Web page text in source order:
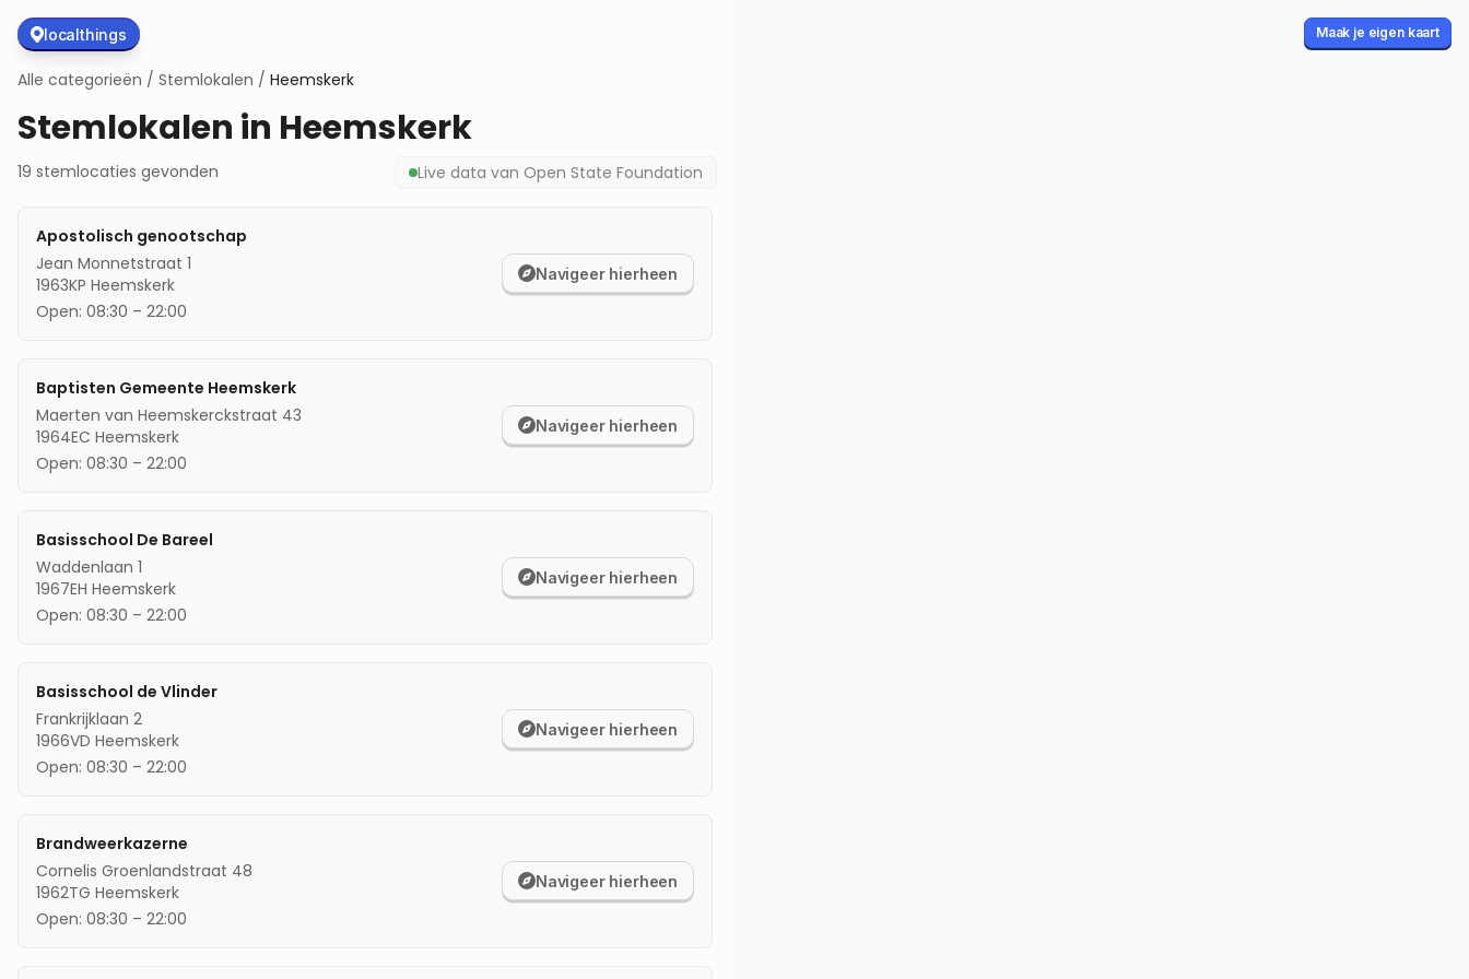
localthings
Alle categorieën / Stemlokalen / Heemskerk
Stemlokalen in Heemskerk
19 stemlocaties gevonden Live data van Open State Foundation
Apostolisch genootschap
Jean Monnetstraat 1
1963KP Heemskerk
Open: 08:30 – 22:00
Navigeer hierheen
Baptisten Gemeente Heemskerk
Maerten van Heemskerckstraat 43
1964EC Heemskerk
Open: 08:30 – 22:00
Navigeer hierheen
Basisschool De Bareel
Waddenlaan 1
1967EH Heemskerk
Open: 08:30 – 22:00
Navigeer hierheen
Basisschool de Vlinder
Frankrijklaan 2
1966VD Heemskerk
Open: 08:30 – 22:00
Navigeer hierheen
Brandweerkazerne
Cornelis Groenlandstraat 48
1962TG Heemskerk
Open: 08:30 – 22:00
Navigeer hierheen
Maak je eigen kaart